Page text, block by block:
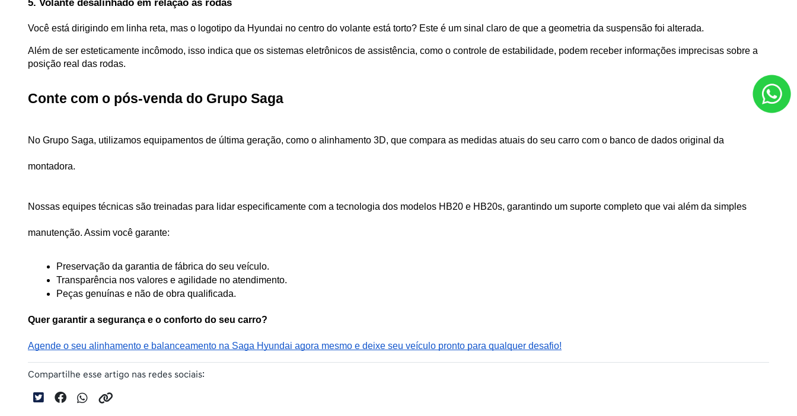
Você está dirigindo em linha reta, mas o logotipo da Hyundai no centro do volante está torto? Este é um sinal claro de que a geometria da suspensão foi alterada.
Além de ser esteticamente incômodo, isso indica que os sistemas eletrônicos de assistência, como o controle de estabilidade, podem receber informações imprecisas sobre a
posição real das rodas.
Conte com o pós-venda do Grupo Saga
No Grupo Saga, utilizamos equipamentos de última geração, como o alinhamento 3D, que compara as medidas atuais do seu carro com o banco de dados original da
montadora.
Nossas equipes técnicas são treinadas para lidar especificamente com a tecnologia dos modelos HB20 e HB20s, garantindo um suporte completo que vai além da simples
manutenção. Assim você garante:
Preservação da garantia de fábrica do seu veículo.
Transparência nos valores e agilidade no atendimento.
Peças genuínas e não de obra qualificada.
Quer garantir a segurança e o conforto do seu carro?
Agende o seu alinhamento e balanceamento na Saga Hyundai agora mesmo e deixe seu veículo pronto para qualquer desafio!
Compartilhe esse artigo nas redes sociais: